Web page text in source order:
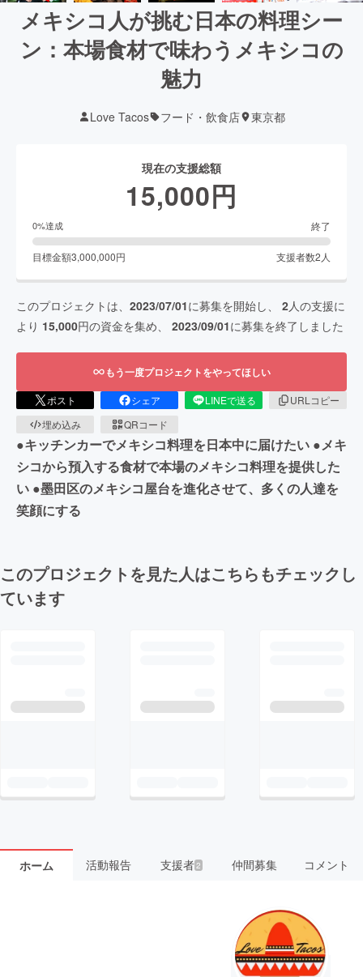
メキシコ人が挑む日本の料理シー
ン：本場食材で味わうメキシコの
魅力
Love Tacos フード・飲食店 東京都
現在の支援総額
15,000円
0%達成 終了
目標金額3,000,000円 支援者数2 人
このプロジェクトは、 2023/07/01に募集を開始し、 2人の支援に
より 15,000円の資金を集め、 2023/09/01に募集を終了しました
もう一度プロジェクトをやってほしい
ポスト シェア LINEで送る
URLコピー
埋め込み
QRコード
●キッチンカーでメキシコ料理を日本中に届けたい ●メキ
シコから預入する食材で本場のメキシコ料理を提供した
い ●墨田区のメキシコ屋台を進化させて、多くの人達を
笑顔にする
このプロジェクトを見た人はこちらもチェックし
ています
ホーム 活動報告 支援者 2 仲間募集 コメント